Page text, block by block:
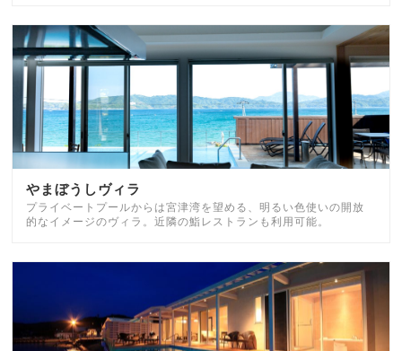
やまぼうしヴィラ
プライベートプールからは宮津湾を望める、明るい色使いの開放
的なイメージのヴィラ。近隣の鮨レストランも利用可能。